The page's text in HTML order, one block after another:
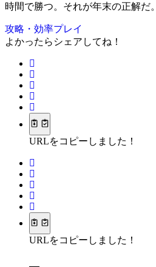
時間で勝つ。それが年末の正解だ。
攻略・効率プレイ
よかったらシェアしてね！
URLをコピーしました！
URLをコピーしました！